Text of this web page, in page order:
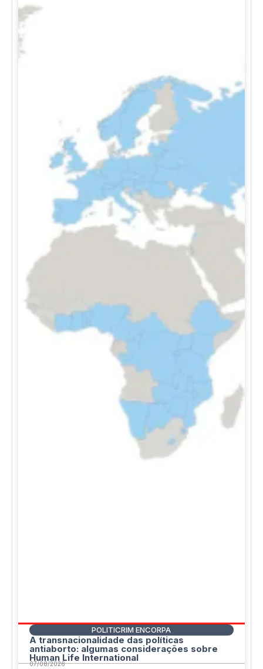
POLITICRIM ENCORPA
A transnacionalidade das políticas
antiaborto: algumas considerações sobre
Human Life International
07/08/2026